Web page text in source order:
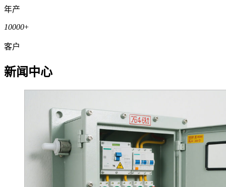
年产
10000+
客户
新闻中心